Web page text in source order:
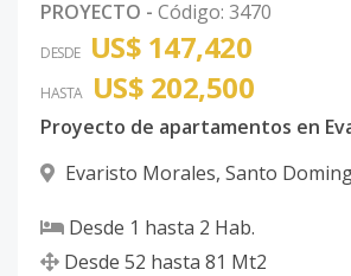
PROYECTO - Código: 3470
DESDE US$ 147,420
HASTA US$ 202,500
Proyecto de apartamentos en
Evaristo Morales, Santo
Desde 1 hasta 2 Hab.
Desde 52 hasta 81 Mt2